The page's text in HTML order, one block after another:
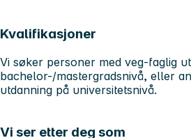
Kvalifikasjoner
Vi søker personer med veg-faglig
bachelor-/mastergradsnivå, eller
utdanning på universitetsnivå.
Vi ser etter deg som